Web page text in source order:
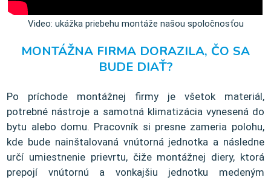
Video: ukážka priebehu montáže našou spoločnosťou
MONTÁŽNA FIRMA DORAZILA, ČO SA
BUDE DIAŤ?
Po príchode montážnej firmy je všetok materiál,
potrebné nástroje a samotná klimatizácia vynesená do
bytu alebo domu. Pracovník si presne zameria polohu,
kde bude nainštalovaná vnútorná jednotka a následne
určí umiestnenie prievrtu, čiže montážnej diery, ktorá
prepojí vnútornú a vonkajšiu jednotku medeným